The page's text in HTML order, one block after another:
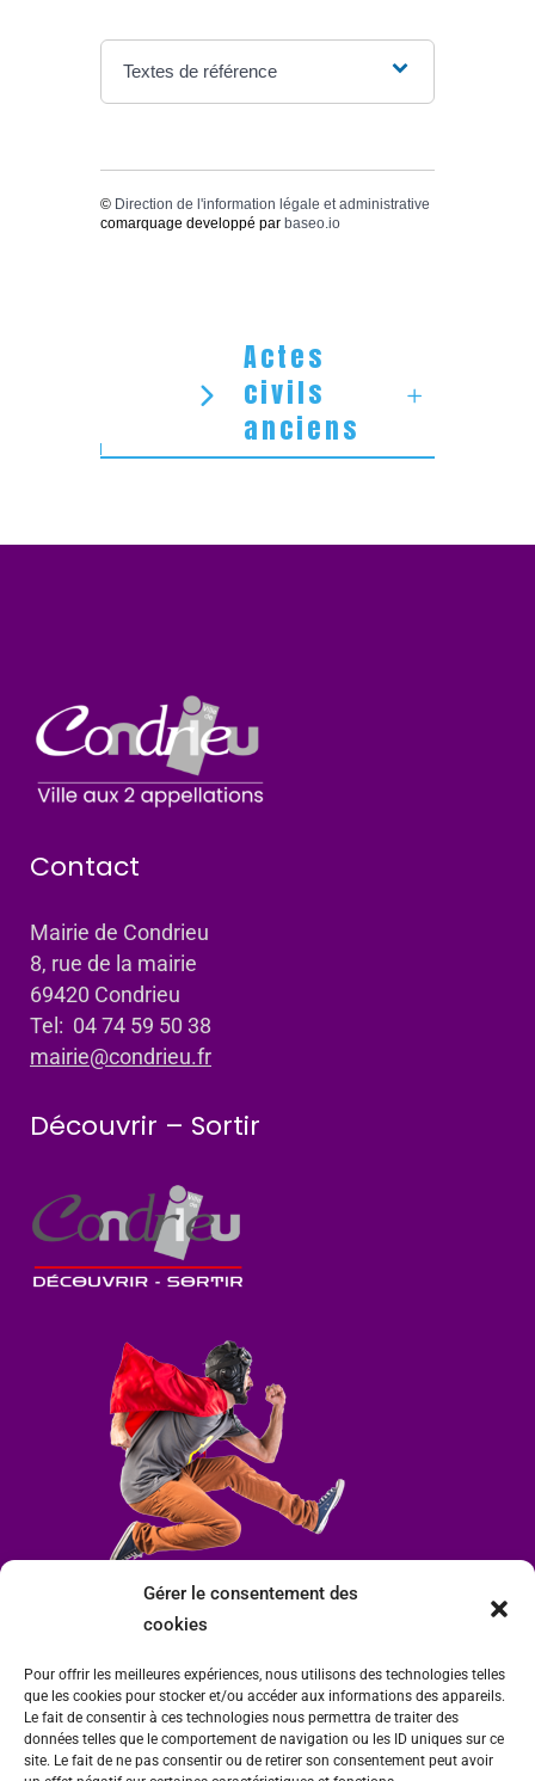
Gérer le consentement des
cookies
Pour offrir les meilleures expériences, nous utilisons des technologies telles
que les cookies pour stocker et/ou accéder aux informations des appareils.
Le fait de consentir à ces technologies nous permettra de traiter des
données telles que le comportement de navigation ou les ID uniques sur ce
site. Le fait de ne pas consentir ou de retirer son consentement peut avoir
Textes de référence
© Direction de l'information légale et administrative
comarquage developpé par baseo.io
Actes
civils
anciens
Contact
Mairie de Condrieu
8, rue de la mairie
69420 Condrieu
Tel: 04 74 59 50 38
mairie@condrieu.fr
Découvrir – Sortir